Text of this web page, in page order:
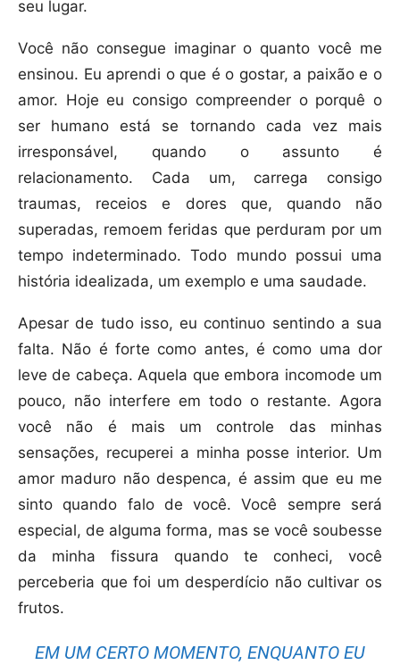
seu lugar.
Você não consegue imaginar o quanto você me
ensinou. Eu aprendi o que é o gostar, a paixão e o
amor. Hoje eu consigo compreender o porquê o
ser humano está se tornando cada vez mais
irresponsável, quando o assunto é
relacionamento. Cada um, carrega consigo
traumas, receios e dores que, quando não
superadas, remoem feridas que perduram por um
tempo indeterminado. Todo mundo possui uma
história idealizada, um exemplo e uma saudade.
Apesar de tudo isso, eu continuo sentindo a sua
falta. Não é forte como antes, é como uma dor
leve de cabeça. Aquela que embora incomode um
pouco, não interfere em todo o restante. Agora
você não é mais um controle das minhas
sensações, recuperei a minha posse interior. Um
amor maduro não despenca, é assim que eu me
sinto quando falo de você. Você sempre será
especial, de alguma forma, mas se você soubesse
da minha fissura quando te conheci, você
perceberia que foi um desperdício não cultivar os
frutos.
EM UM CERTO MOMENTO, ENQUANTO EU